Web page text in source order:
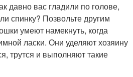
давно вас гладили по голове,
спинку? Позвольте другим
умеют намекнуть, когда
ласки. Они уделяют хозяину
трутся и выполняют такие